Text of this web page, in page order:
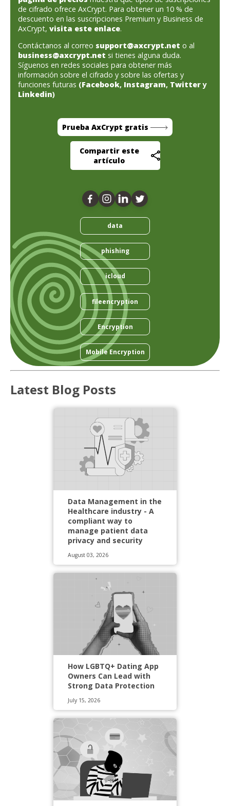
de cifrado ofrece AxCrypt. Para obtener un 10 % de
descuento en las suscripciones Premium y Business de
AxCrypt, visita este enlace.
Contáctanos al correo support@axcrypt.net o al
business@axcrypt.net si tienes alguna duda.
Síguenos en redes sociales para obtener más
información sobre el cifrado y sobre las ofertas y
funciones futuras (Facebook, Instagram, Twittery
Linkedin)
Prueba AxCrypt gratis
Compartir este
artículo
data
phishing
icloud
fileencryption
Encryption
Mobile Encryption
Latest Blog Posts
Data Management in the
Healthcare industry - A
compliant way to
manage patient data
privacy and security
August 03, 2026
How LGBTQ+ Dating App
Owners Can Lead with
Strong Data Protection
July 15, 2026